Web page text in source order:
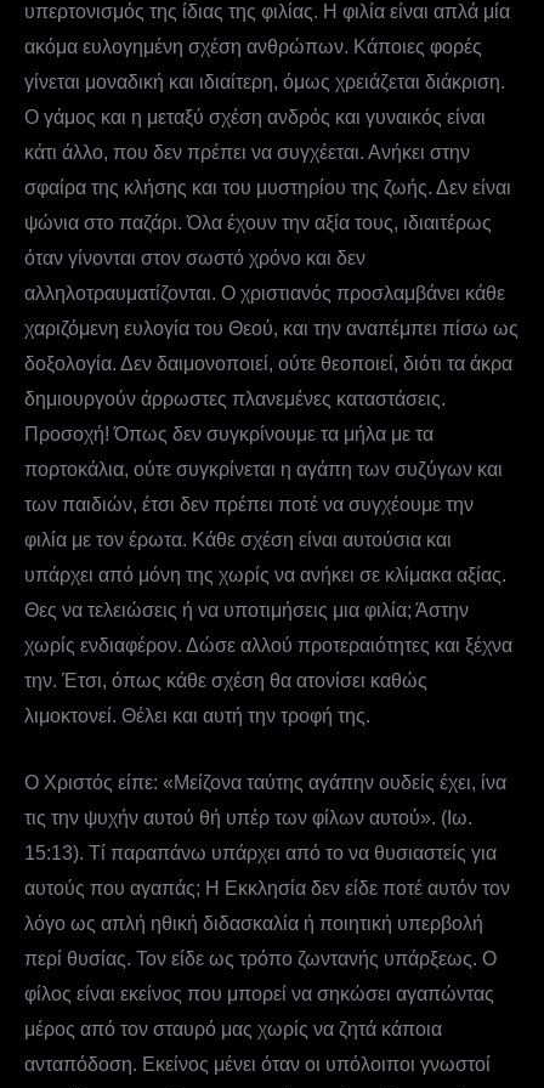
υπερτονισμός της ίδιας της φιλίας. Η φιλία είναι απλά μία
ακόμα ευλογημένη σχέση ανθρώπων. Κάποιες φορές
γίνεται μοναδική και ιδιαίτερη, όμως χρειάζεται διάκριση.
Ο γάμος και η μεταξύ σχέση ανδρός και γυναικός είναι
κάτι άλλο, που δεν πρέπει να συγχέεται. Ανήκει στην
σφαίρα της κλήσης και του μυστηρίου της ζωής. Δεν είναι
ψώνια στο παζάρι. Όλα έχουν την αξία τους, ιδιαιτέρως
όταν γίνονται στον σωστό χρόνο και δεν
αλληλοτραυματίζονται. Ο χριστιανός προσλαμβάνει κάθε
χαριζόμενη ευλογία του Θεού, και την αναπέμπει πίσω ως
δοξολογία. Δεν δαιμονοποιεί, ούτε θεοποιεί, διότι τα άκρα
δημιουργούν άρρωστες πλανεμένες καταστάσεις.
Προσοχή! Όπως δεν συγκρίνουμε τα μήλα με τα
πορτοκάλια, ούτε συγκρίνεται η αγάπη των συζύγων και
των παιδιών, έτσι δεν πρέπει ποτέ να συγχέουμε την
φιλία με τον έρωτα. Κάθε σχέση είναι αυτούσια και
υπάρχει από μόνη της χωρίς να ανήκει σε κλίμακα αξίας.
Θες να τελειώσεις ή να υποτιμήσεις μια φιλία; Άστην
χωρίς ενδιαφέρον. Δώσε αλλού προτεραιότητες και ξέχνα
την. Έτσι, όπως κάθε σχέση θα ατονίσει καθώς
λιμοκτονεί. Θέλει και αυτή την τροφή της.
Ο Χριστός είπε: «Μείζονα ταύτης αγάπην ουδείς έχει, ίνα
τις την ψυχήν αυτού θή υπέρ των φίλων αυτού». (Ιω.
15:13). Τί παραπάνω υπάρχει από το να θυσιαστείς για
αυτούς που αγαπάς; Η Εκκλησία δεν είδε ποτέ αυτόν τον
λόγο ως απλή ηθική διδασκαλία ή ποιητική υπερβολή
περί θυσίας. Τον είδε ως τρόπο ζωντανής υπάρξεως. Ο
φίλος είναι εκείνος που μπορεί να σηκώσει αγαπώντας
μέρος από τον σταυρό μας χωρίς να ζητά κάποια
ανταπόδοση. Εκείνος μένει όταν οι υπόλοιποι γνωστοί